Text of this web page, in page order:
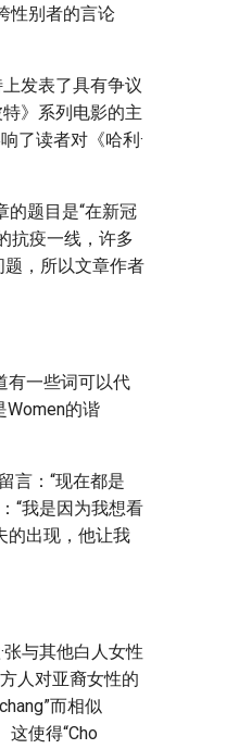
性别者的言论
发表了具有争议
》系列电影的主
了读者对《哈利·
的题目是“在新冠
抗疫一线，许多
，所以文章作者
有一些词可以代
Women的谐
言：“现在都是
“我是因为我想看
的出现，他让我
张与其他白人女性
人对亚裔女性的
而相似
这使得“Cho